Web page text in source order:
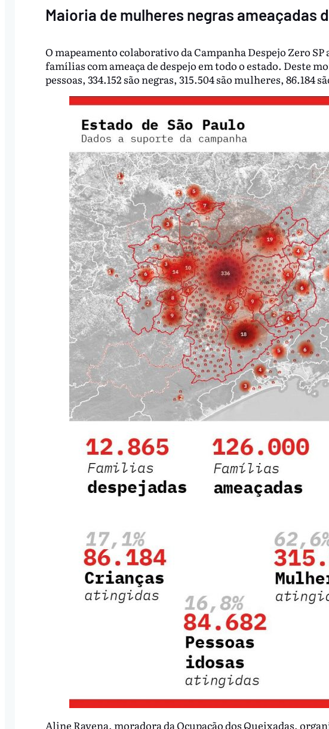
Maioria de mulheres negras ameaçadas
O mapeamento colaborativo da Campanha Despejo Zero
famílias com ameaça de despejo em todo o estado. Deste
pessoas, 334.152 são negras, 315.504 são mulheres, 86.184
Aline Ravena, moradora da Ocupação dos Queixadas,